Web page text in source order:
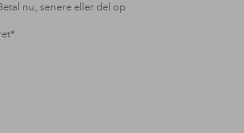
nu, senere eller del op